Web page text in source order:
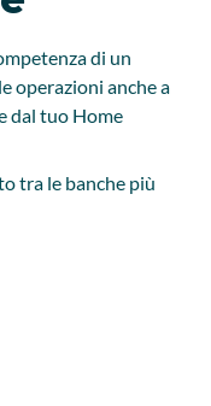
di un
operazioni anche a
dal tuo Home
tra le banche più